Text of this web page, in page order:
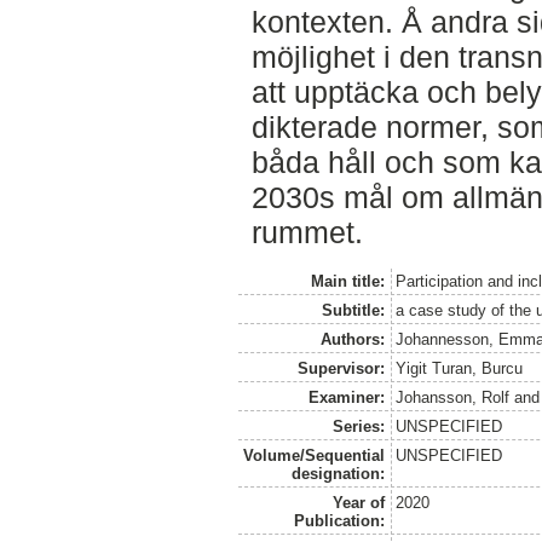
kontexten. Å andra
möjlighet i den
att upptäcka och
dikterade normer,
båda håll och som
2030s mål om
rummet.
Main title:
Participation and
Subtitle:
a case study of the
Authors:
Johannesson,
Supervisor:
Yigit Turan, Burcu
Examiner:
Johansson, Rolf
Series:
UNSPECIFIED
Volume/Sequential
designation:
UNSPECIFIED
Year of
Publication:
2020